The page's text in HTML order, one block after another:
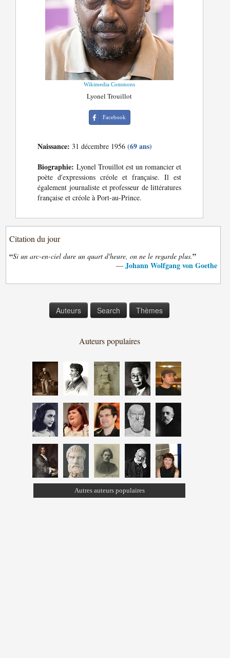
Wikimedia Commons
Lyonel Trouillot
Facebook
Naissance: 31 décembre 1956(69 ans)
Biographie: Lyonel Trouillot est un romancier et
poète d'expressions créole et française. Il est
également journaliste et professeur de littératures
française et créole à Port-au-Prince.
Citation du jour
“Si un arc-en-ciel dure un quart d'heure, on ne le regarde plus.”
— Johann Wolfgang von Goethe
Auteurs Search Thèmes
Auteurs populaires
Autres auteurs populaires